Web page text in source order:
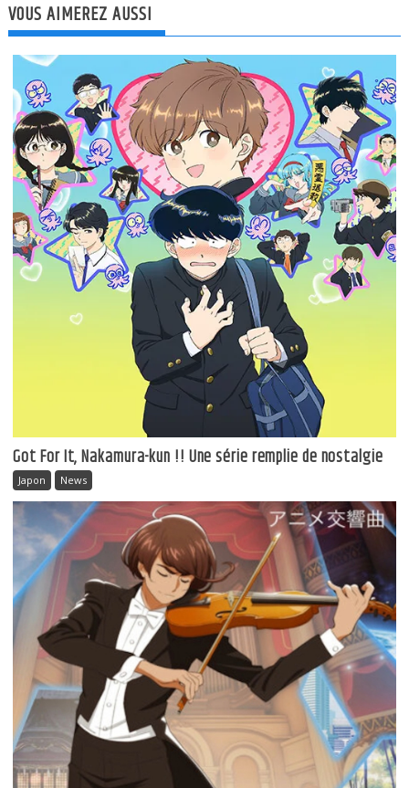
VOUS AIMEREZ AUSSI
Got For It, Nakamura-kun !! Une série remplie de nostalgie
Japon News